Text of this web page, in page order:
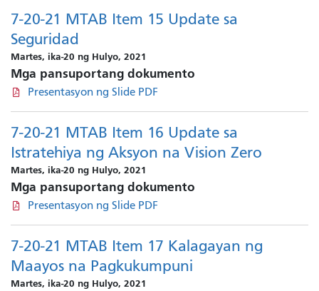
7-20-21 MTAB Item 15 Update sa
Seguridad
Martes, ika-20 ng Hulyo, 2021
Mga pansuportang dokumento
Presentasyon ng Slide PDF
7-20-21 MTAB Item 16 Update sa
Istratehiya ng Aksyon na Vision Zero
Martes, ika-20 ng Hulyo, 2021
Mga pansuportang dokumento
Presentasyon ng Slide PDF
7-20-21 MTAB Item 17 Kalagayan ng
Maayos na Pagkukumpuni
Martes, ika-20 ng Hulyo, 2021